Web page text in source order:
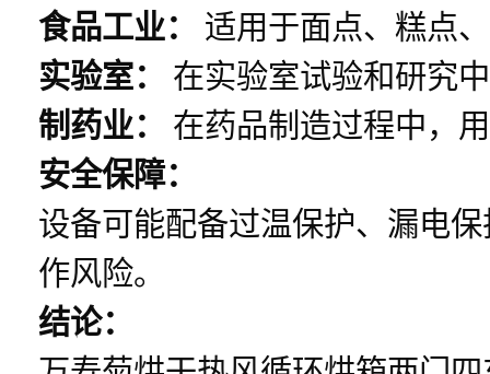
食品工业：
适用于面点、糕点
实验室：
在实验室试验和研究
制药业：
在药品制造过程中，
安全保障：
设备可能配备过温保护、漏电
作风险。
结论：